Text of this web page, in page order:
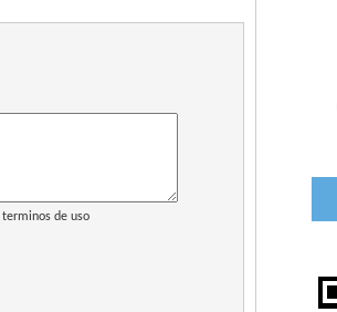
terminos de uso